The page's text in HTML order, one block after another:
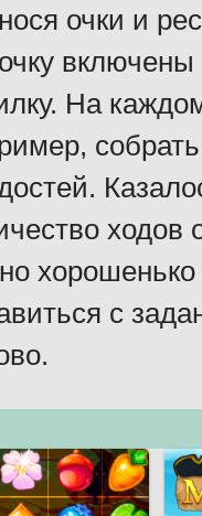
очки и
включены
На
с